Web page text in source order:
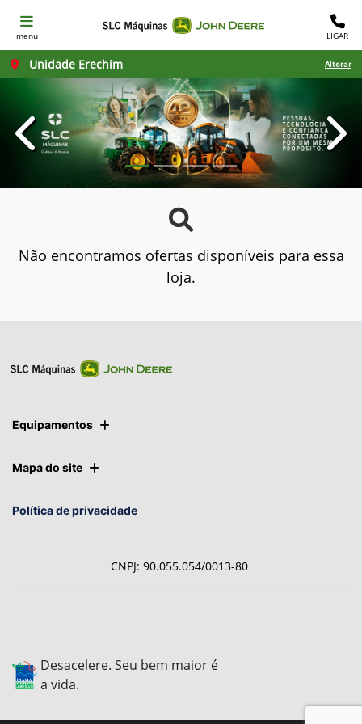
menu LIGAR
Unidade Erechim Alterar
templates.template-
Não encontramos ofertas disponíveis para essa
loja.
Equipamentos
Mapa do site
Política de privacidade
CNPJ: 90.055.054/0013-80
Desacelere. Seu bem maior é
a vida.